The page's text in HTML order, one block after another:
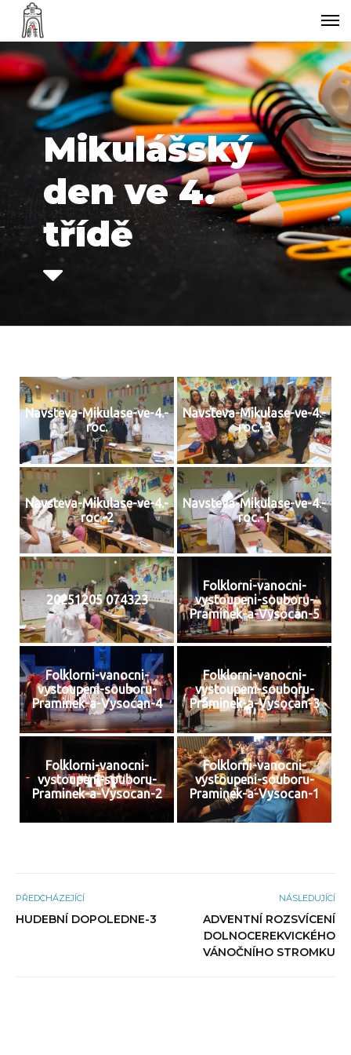
Mikulášský
den ve 4.
třídě
Navsteva-Mikulase-ve-4.-
roc.
Navsteva-Mikulase-ve-4.-
roc.-3
Navsteva-Mikulase-ve-4.-
roc.-2
Navsteva-Mikulase-ve-4.-
roc.-1
20251205 074323
Folklorni-vanocni-
vystoupeni-souboru-
Praminek-a-Vysocan-5
Folklorni-vanocni-
vystoupeni-souboru-
Praminek-a-Vysocan-4
Folklorni-vanocni-
vystoupeni-souboru-
Praminek-a-Vysocan-3
Folklorni-vanocni-
vystoupeni-souboru-
Praminek-a-Vysocan-2
Folklorni-vanocni-
vystoupeni-souboru-
Praminek-a-Vysocan-1
PŘEDCHÁZEJÍCÍ
HUDEBNÍ DOPOLEDNE-3
NÁSLEDUJÍCÍ
ADVENTNÍ ROZSVÍCENÍ
DOLNOCEREKVICKÉHO
VÁNOČNÍHO STROMKU